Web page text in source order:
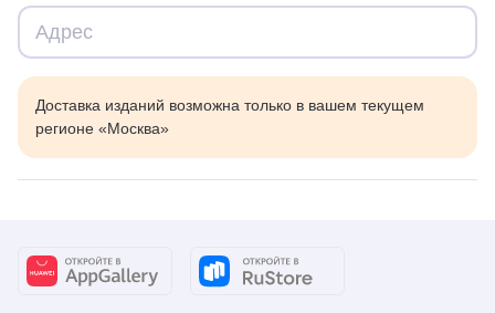
Доставка изданий возможна только в вашем текущем
регионе «Москва»